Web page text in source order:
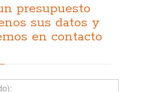
presupuesto
sus datos y
en contacto